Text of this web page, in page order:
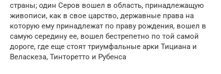
страны; один Серов вошел в область, принадлежащую
живописи, как в свое царство, державные права на
которую ему принадлежат по праву рождения, вошел в
самую середину ее, вошел бестрепетно по той самой
дороге, где еще стоят триумфальные арки Тициана и
Веласкеза, Тинторетто и Рубенса